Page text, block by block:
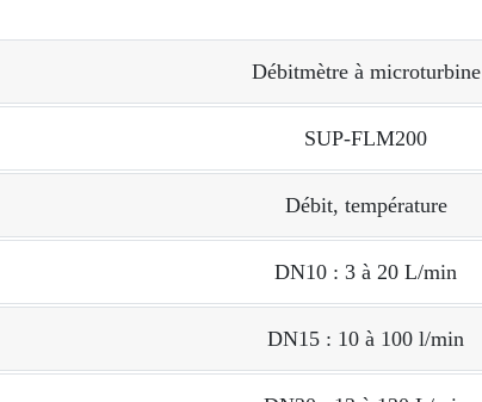
Débitmètre à microturbine
SUP-FLM200
Débit, température
DN10 : 3 à 20 L/min
DN15 : 10 à 100 l/min